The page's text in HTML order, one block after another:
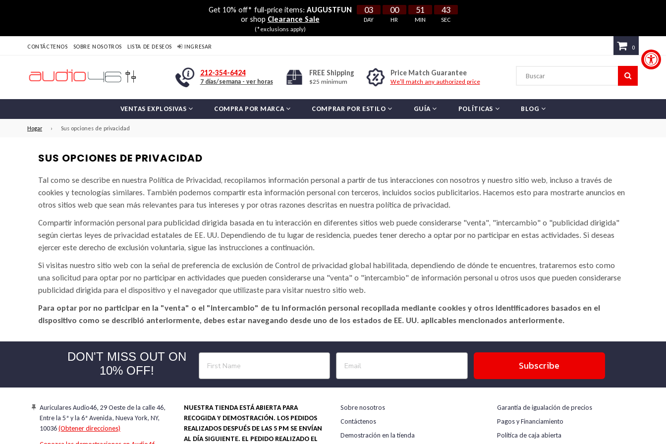
Get 10% off* full-price items: AUGUSTFUN
or shop Clearance Sale
(*exclusions apply)
03
DAY
00
HR
51
MIN
42
SEC
CONTÁCTENOS SOBRE NOSOTROS LISTA DE DESEOS INGRESAR 0
212-354-6424
7 días/semana - ver horas
FREE Shipping
$25 minimum
Price Match Guarantee
We'll match any authorized price
VENTAS EXPLOSIVAS COMPRA POR MARCA COMPRAR POR ESTILO GUÍA POLÍTICAS BLOG
Hogar › Sus opciones de privacidad
SUS OPCIONES DE PRIVACIDAD
Tal como se describe en nuestra Política de Privacidad, recopilamos información personal a partir de tus interacciones con nosotros y nuestro sitio web, incluso a través de
cookies y tecnologías similares. También podemos compartir esta información personal con terceros, incluidos socios publicitarios. Hacemos esto para mostrarte anuncios en
otros sitios web que sean más relevantes para tus intereses y por otras razones descritas en nuestra política de privacidad.
Compartir información personal para publicidad dirigida basada en tu interacción en diferentes sitios web puede considerarse "venta", "intercambio" o "publicidad dirigida"
según ciertas leyes de privacidad estatales de EE. UU. Dependiendo de tu lugar de residencia, puedes tener derecho a optar por no participar en estas actividades. Si deseas
ejercer este derecho de exclusión voluntaria, sigue las instrucciones a continuación.
Si visitas nuestro sitio web con la señal de preferencia de exclusión de Control de privacidad global habilitada, dependiendo de dónde te encuentres, trataremos esto como
una solicitud para optar por no participar en actividades que pueden considerarse una "venta" o "intercambio" de información personal u otros usos que pueden considerarse
publicidad dirigida para el dispositivo y el navegador que utilizaste para visitar nuestro sitio web.
Para optar por no participar en la "venta" o el "intercambio" de tu información personal recopilada mediante cookies y otros identificadores basados en el
dispositivo como se describió anteriormente, debes estar navegando desde uno de los estados de EE. UU. aplicables mencionados anteriormente.
DON'T MISS OUT ON
10% OFF!
Subscribe
Auriculares Audio46, 29 Oeste de la calle 46,
Entre la 5ª y la 6ª Avenida, Nueva York, NY,
10036(Obtener direcciones)
NUESTRA TIENDA ESTÁ ABIERTA PARA
RECOGIDA Y DEMOSTRACIÓN. LOS PEDIDOS
REALIZADOS DESPUÉS DE LAS 5 PM SE ENVÍAN
AL DÍA SIGUIENTE. EL PEDIDO REALIZADO EL
Sobre nosotros
Contáctenos
Demostración en la tienda
Garantía de igualación de precios
Pagos y Financiamiento
Política de caja abierta